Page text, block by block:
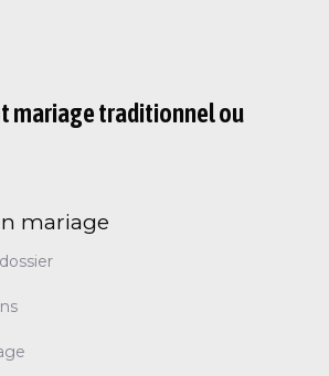
mariage traditionnel ou
mariage